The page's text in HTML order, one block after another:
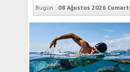
Bugün : 08 Ağustos 2026